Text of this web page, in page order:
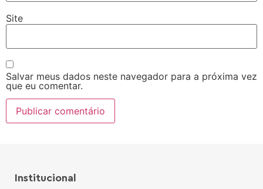
Site
Salvar meus dados neste navegador para a próxima vez
que eu comentar.
Institucional